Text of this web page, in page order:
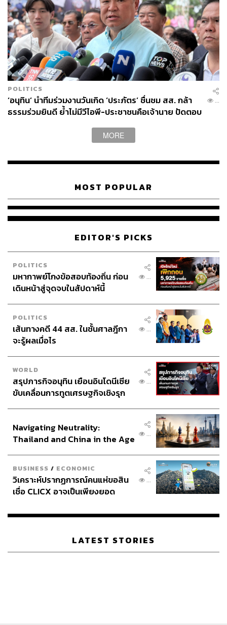
POLITICS
‘อนุทิน’ นำทีมร่วมงานวันเกิด ‘ประภัตร’ ชื่นชม สส. กล้า
ธรรมร่วมยินดี ย้ำไม่มีวีไอพี-ประชาชนคือเจ้านาย ปัดตอบ
...
MORE
MOST POPULAR
EDITOR'S PICKS
POLITICS
มหากาพย์โกงข้อสอบท้องถิ่น ก่อน
เดินหน้าสู่จุดจบในสัปดาห์นี้
...
POLITICS
เส้นทางคดี 44 สส. ในชั้นศาลฎีกา
จะรู้ผลเมื่อไร
...
WORLD
สรุปภารกิจอนุทิน เยือนอินโดนีเซีย
ขับเคลื่อนการทูตเศรษฐกิจเชิงรุก
...
Navigating Neutrality:
Thailand and China in the Age
...
BUSINESS / ECONOMIC
วิเคราะห์ปรากฏการณ์คนแห่ขอสิน
เชื่อ CLICX อาจเป็นเพียงยอด
เรือนไทยที่ถูกซุกไว้
...
LATEST STORIES